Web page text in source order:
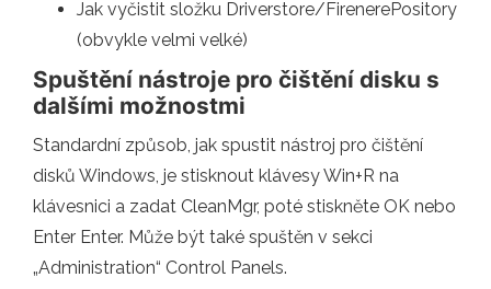
Jak vyčistit složku Driverstore/FirenerePository
(obvykle velmi velké)
Spuštění nástroje pro čištění disku s
dalšími možnostmi
Standardní způsob, jak spustit nástroj pro čištění
disků Windows, je stisknout klávesy Win+R na
klávesnici a zadat CleanMgr, poté stiskněte OK nebo
Enter Enter. Může být také spuštěn v sekci
„Administration“ Control Panels.